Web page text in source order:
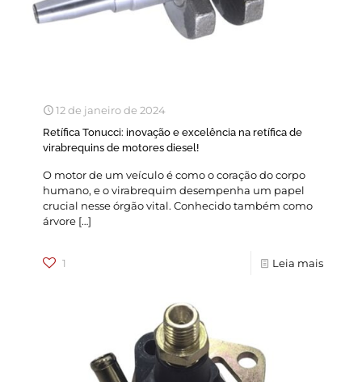
12 de janeiro de 2024
Retífica Tonucci: inovação e excelência na retífica de
virabrequins de motores diesel!
O motor de um veículo é como o coração do corpo
humano, e o virabrequim desempenha um papel
crucial nesse órgão vital. Conhecido também como
árvore […]
1 Leia mais